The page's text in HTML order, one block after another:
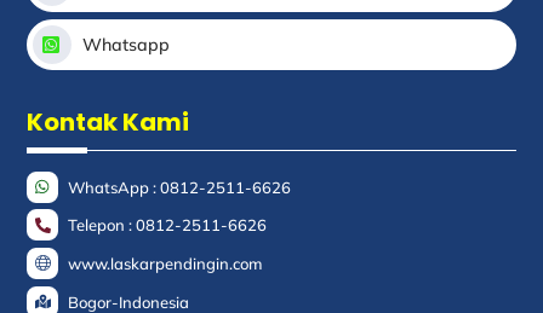
Whatsapp
Kontak Kami
WhatsApp : 0812-2511-6626
Telepon : 0812-2511-6626
www.laskarpendingin.com
Bogor-Indonesia